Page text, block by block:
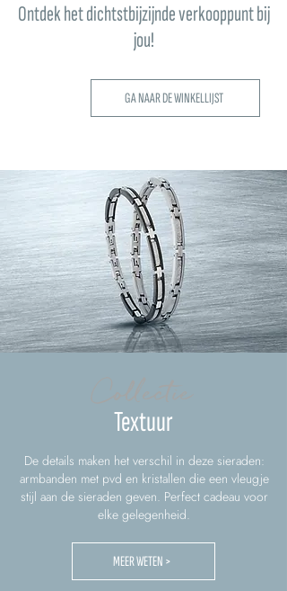
Ontdek het dichtstbijzijnde verkooppunt bij
jou!
GA NAAR DE WINKELLIJST
Textuur
De details maken het verschil in deze sieraden:
armbanden met pvd en kristallen die een vleugje
stijl aan de sieraden geven. Perfect cadeau voor
elke gelegenheid.
MEER WETEN >